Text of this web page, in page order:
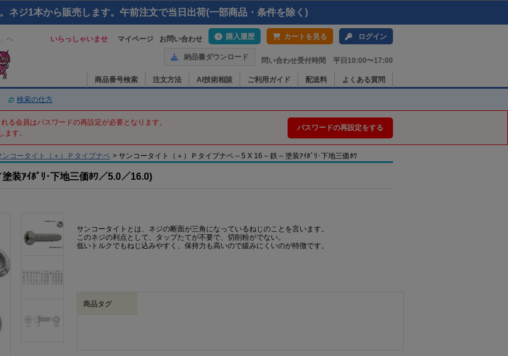
ネジ1本から販売します。午前注文で当日出荷(一部商品・条件を除く)
へ いらっしゃいませ マイページ お問い合わせ 購入履歴 カートを見る ログイン
納品書ダウンロード 問い合わせ受付時間 平日10:00〜17:00
商品番号検索 注文方法 AI技術相談 ご利用ガイド 配送料 よくある質問
検索の仕方
る会員はパスワードの再設定が必要となります。
す。
パスワードの再設定をする
ンコータイト（＋）Ｐタイプナベ > サンコータイト（＋）Ｐタイプナベ – 5 X 16 – 鉄 – 塗装ｱｲﾎﾞﾘ･下地三価ﾎﾜ
装ｱｲﾎﾞﾘ･下地三価ﾎﾜ／5.0／16.0)
サンコータイトとは、ネジの断面が三角になっているねじのことを言います。
このネジの利点として、タップたてが不要で、切削粉がでない。
低いトルクでもねじ込みやすく、保持力も高いので緩みにくいのが特徴です。
商品タグ